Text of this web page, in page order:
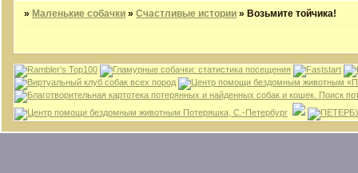
» Маленькие собачки »Счастливые истории » Возьмите тойчика!